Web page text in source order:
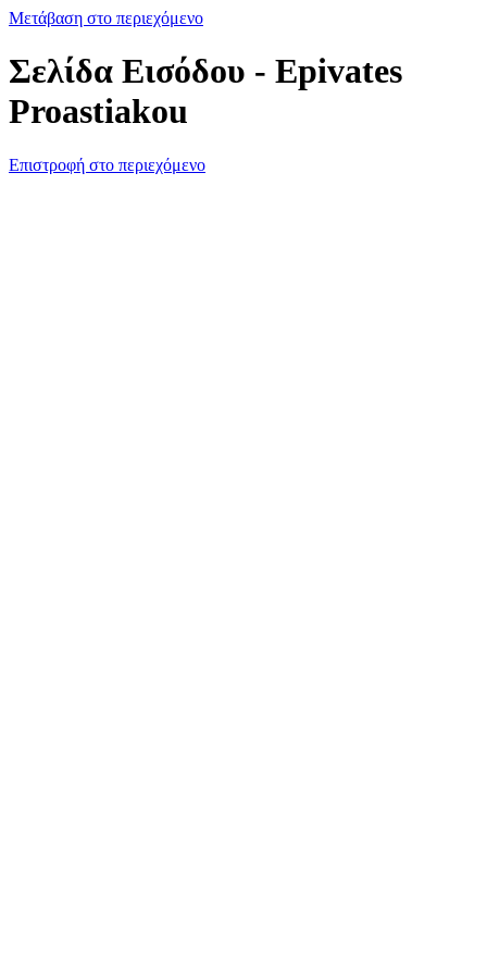
Μετάβαση στο περιεχόμενο
Σελίδα Εισόδου - Epivates
Proastiakou
Επιστροφή στο περιεχόμενο